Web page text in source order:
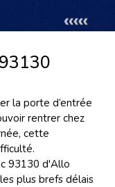
la porte d’entrée
rentrer chez
cette
93130 d'Allo
plus brefs délais